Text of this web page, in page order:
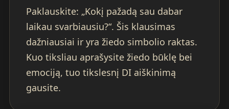
Paklauskite: „Kokį pažadą sau dabar
laikau svarbiausiu?“. Šis klausimas
dažniausiai ir yra žiedo simbolio raktas.
Kuo tiksliau aprašysite žiedo būklę bei
emociją, tuo tikslesnį DI aiškinimą
gausite.